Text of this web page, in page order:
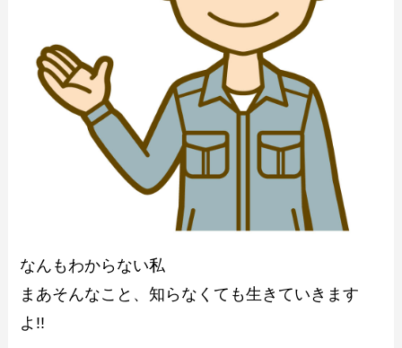
なんもわからない私
まあそんなこと、知らなくても生きていきます
よ!!